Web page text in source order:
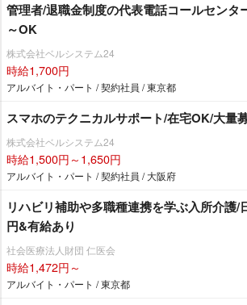
管理者/退職金制度の代表電話コールセンタ
～OK
株式会社ベルシステム24
時給1,700円
アルバイト・パート / 契約社員 / 東京都
スマホのテクニカルサポート/在宅OK/大量
株式会社ベルシステム24
時給1,500円～1,650円
アルバイト・パート / 契約社員 / 大阪府
リハビリ補助や多職種連携を学ぶ入所介護/
円&有給あり
社会医療法人財団 仁医会
時給1,472円～
アルバイト・パート / 東京都